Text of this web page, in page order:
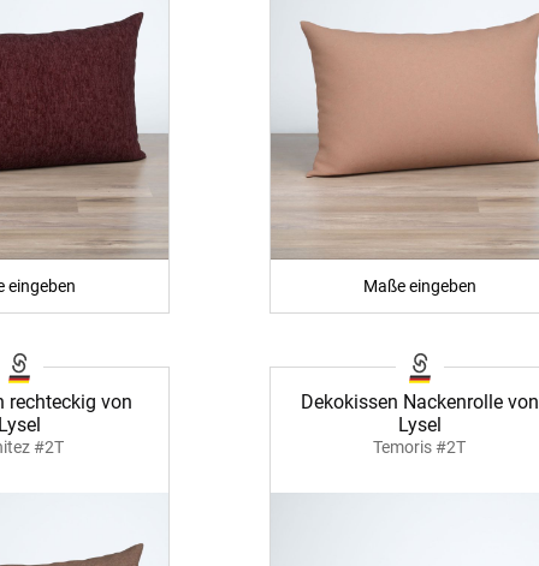
eingeben Maße eingeben
rechteckig von
Lysel
#2T
Dekokissen Nackenrolle von
Lysel
Temoris #2T